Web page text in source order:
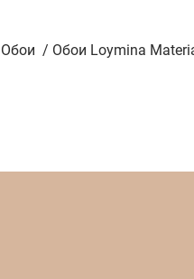
Обои / Обои Loymina